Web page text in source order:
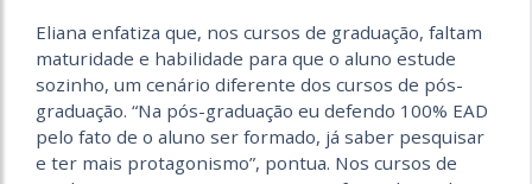
Eliana enfatiza que, nos cursos de graduação, faltam
maturidade e habilidade para que o aluno estude
sozinho, um cenário diferente dos cursos de pós-
graduação. “Na pós-graduação eu defendo 100% EAD
pelo fato de o aluno ser formado, já saber pesquisar
e ter mais protagonismo”, pontua. Nos cursos de